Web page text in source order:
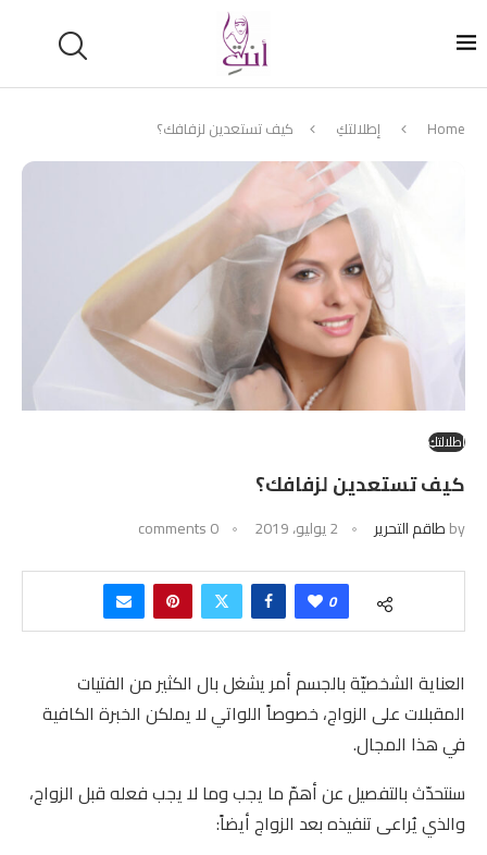
Home إطلالتكِ كيف تستعدين لزفافك؟
إطلالتكِ
كيف تستعدين لزفافك؟
byطاقم التحرير 2 يوليو، 2019 0 comments
0
العناية الشخصيّة بالجسم أمر يشغل بال الكثير من الفتيات
المقبلات على الزواج، خصوصاً اللواتي لا يملكن الخبرة الكافية
في هذا المجال.
سنتحدّث بالتفصيل عن أهمّ ما يجب وما لا يجب فعله قبل الزواج،
والذي يُراعى تنفيذه بعد الزواج أيضاً: